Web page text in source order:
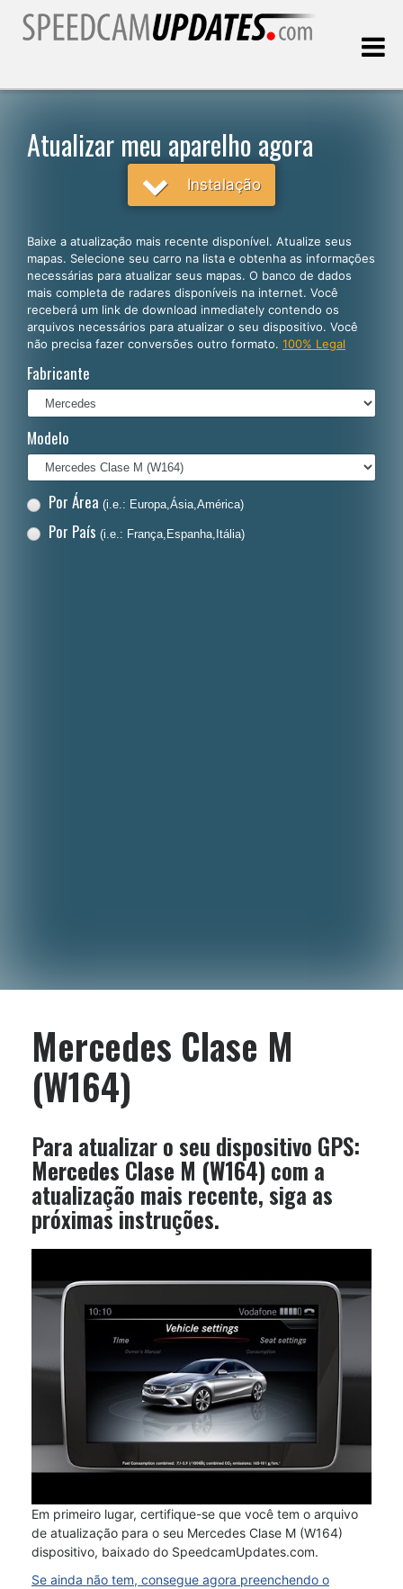
Português
English
Español
Français
Polski
Nederlands
Dansk
Atualizar meu aparelho agora
Instalação
Baixe a atualização mais recente disponível. Atualize seus
mapas. Selecione seu carro na lista e obtenha as informações
necessárias para atualizar seus mapas. O banco de dados
mais completa de radares disponíveis na internet. Você
receberá um link de download inmediately contendo os
arquivos necessários para atualizar o seu dispositivo. Você
não precisa fazer conversões outro formato. 100% Legal
Fabricante
Modelo
Por Área (i.e.: Europa,Ásia,América)
Por País (i.e.: França,Espanha,Itália)
Mercedes Clase M
(W164)
Para atualizar o seu dispositivo GPS:
Mercedes Clase M (W164) com a
atualização mais recente, siga as
próximas instruções.
Em primeiro lugar, certifique-se que você tem o arquivo
de atualização para o seu Mercedes Clase M (W164)
dispositivo, baixado do SpeedcamUpdates.com.
Se ainda não tem, consegue agora preenchendo o